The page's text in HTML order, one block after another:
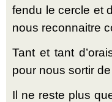
fendu le cercle et
nous reconnaitre
Tant et tant
pour nous sortir
Il ne reste plus